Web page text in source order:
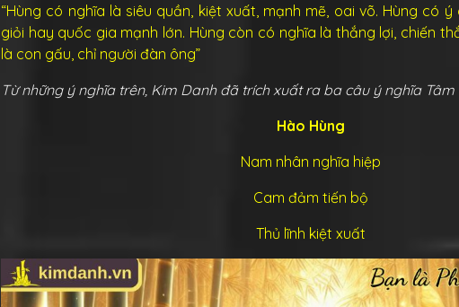
“Hùng có nghĩa là siêu quần, kiệt xuất, mạnh mẽ, oai võ. Hùng có
giỏi hay quốc gia mạnh lớn. Hùng còn có nghĩa là thắng lợi, chiến
là con gấu, chỉ người đàn ông”
Từ những ý nghĩa trên, Kim Danh đã trích xuất ra ba câu ý nghĩa Tâm
Hào Hùng
Nam nhân nghĩa hiệp
Cam đảm tiến bộ
Thủ lĩnh kiệt xuất